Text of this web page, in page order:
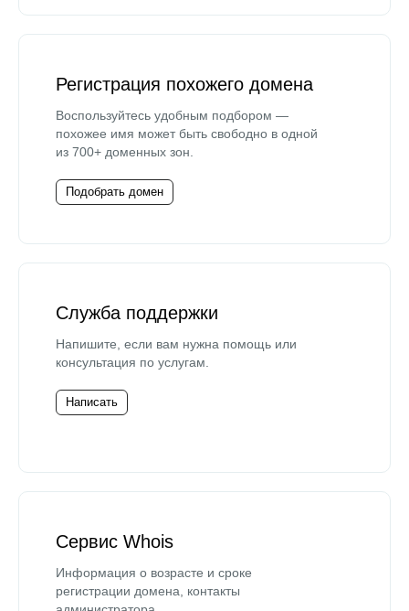
Регистрация похожего домена
Воспользуйтесь удобным подбором —
похожее имя может быть свободно в одной
из 700+ доменных зон.
Подобрать домен
Служба поддержки
Напишите, если вам нужна помощь или
консультация по услугам.
Написать
Сервис Whois
Информация о возрасте и сроке
регистрации домена, контакты